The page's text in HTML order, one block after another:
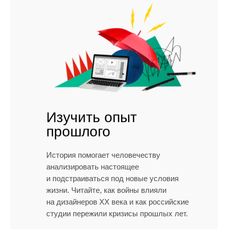
История помогает человечеству
анализировать настоящее
и подстраиваться под новые условия
жизни. Читайте, как войны влияли
на дизайнеров XX века и как российские
студии пережили кризисы прошлых лет.
Изучить опыт
прошлого